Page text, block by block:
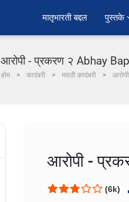
﻿मातृभारती बद्दल पुस्तके
आरोपी - प्रकरण २ Abhay
होम कादंबरी मराठी कादंबरी
आरोपी -
(6k)